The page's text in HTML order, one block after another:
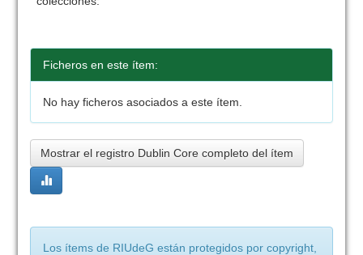
Ficheros en este ítem:
No hay ficheros asociados a este ítem.
Mostrar el registro Dublin Core completo del ítem
Los ítems de RIUdeG están protegidos por copyright,